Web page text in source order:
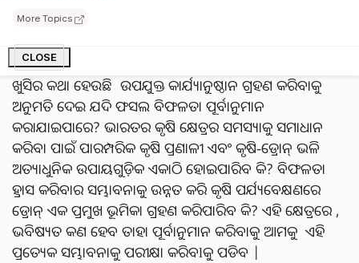
More Topics
CLOSE
ପ୍ରୟୋଗ କରନ୍ତି | ତେଣୁ, କୃଷକମାନଙ୍କ ଅକ୍ଲାନ୍ତ ପରିଶ୍ରମ ସତ୍ୱେ କୃଷି
ଖୁସିର କଥା ହେଉଛି ଉପଯୁକ୍ତ କାର୍ଯ୍ୟାନୁଷ୍ଠାନ ଗ୍ରହଣ କରିବାକୁ
ଅନୁମତି ଦେଇ ଯଦି ଫସଲ ବିଫଳତା ପୂର୍ବାନୁମାନ
କରାଯାଇପାରେ? ଭାରତର କୃଷି କ୍ଷେତ୍ରର ସମସ୍ୟାକୁ ସମାଧାନ
କରିବା ପାଇଁ ପାରମ୍ପରିକ କୃଷି ପ୍ରଣାଳୀ ଏବଂ କୃଷି-ଡ୍ରୋନ୍ ଭଳି
ଅତ୍ୟାଧୁନିକ ଉପାୟଗୁଡ଼ିକ ଏକାଠି ହୋଇପାରିବ କି? ବିଫଳତା
ହ୍ରାସ କରିବାର ସମ୍ଭାବନାକୁ ଉନ୍ନତ କରି କୃଷି ପର୍ଯ୍ୟବେକ୍ଷଣରେ
ଡ୍ରୋନ୍ ଏକ ପ୍ରମୁଖ ଭୂମିକା ଗ୍ରହଣ କରିପାରିବ କି? ଏହି କ୍ଷେତ୍ରରେ ,
ଭବିଷ୍ୟତ କଣ ହେବ ତାହା ପୂର୍ବାନୁମାନ କରିବାକୁ ଆମକୁ ଏହି
ପ୍ରତ୍ୟେକ ସମ୍ଭାବନାକୁ ପରୀକ୍ଷା କରିବlକୁ ପଡିବ |